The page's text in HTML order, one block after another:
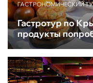
ГАСТРОНОМИЧЕСКИЙ
Гастротур по
продукты